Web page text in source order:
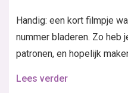
Handig: een kort filmpje
nummer bladeren. Zo heb
patronen, en hopelijk
Lees verder